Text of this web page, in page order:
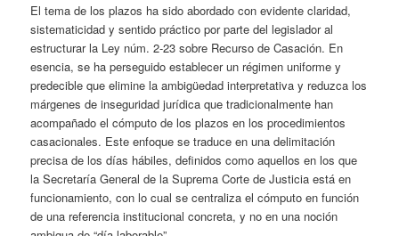
El tema de los plazos ha sido abordado con evidente claridad,
sistematicidad y sentido práctico por parte del legislador al
estructurar la Ley núm. 2-23 sobre Recurso de Casación. En
esencia, se ha perseguido establecer un régimen uniforme y
predecible que elimine la ambigüedad interpretativa y reduzca los
márgenes de inseguridad jurídica que tradicionalmente han
acompañado el cómputo de los plazos en los procedimientos
casacionales. Este enfoque se traduce en una delimitación
precisa de los días hábiles, definidos como aquellos en los que
la Secretaría General de la Suprema Corte de Justicia está en
funcionamiento, con lo cual se centraliza el cómputo en función
de una referencia institucional concreta, y no en una noción